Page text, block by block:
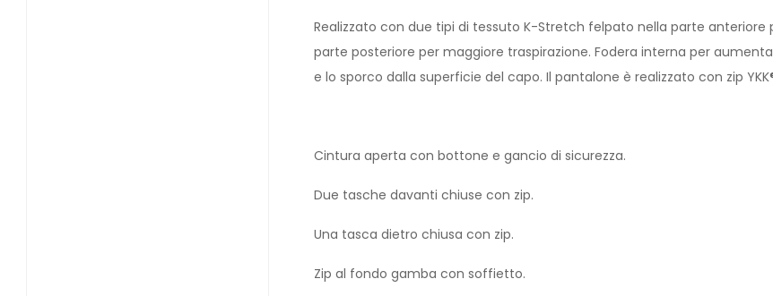
Realizzato con due tipi di tessuto K-Stretch felpato nella parte
parte posteriore per maggiore traspirazione. Fodera interna per
e lo sporco dalla superficie del capo. Il pantalone è realizzato con zip
Cintura aperta con bottone e gancio di sicurezza.
Due tasche davanti chiuse con zip.
Una tasca dietro chiusa con zip.
Zip al fondo gamba con soffietto.